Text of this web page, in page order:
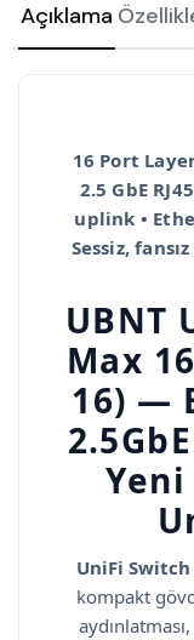
Açıklama
16 Port
2.5 GbE
uplink •
Sessiz,
UBNT
Max
16) —
UniFi Switch
kompakt
aydınlatması,